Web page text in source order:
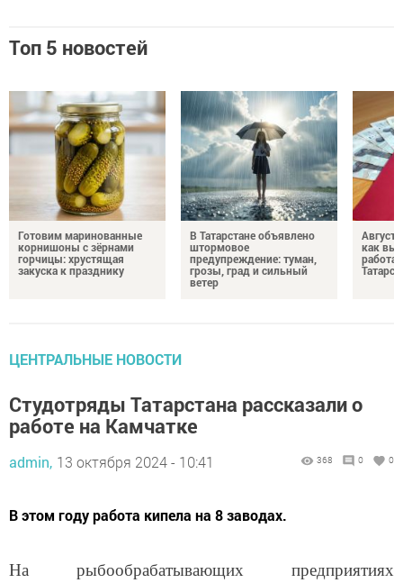
Топ 5 новостей
Готовим маринованные
корнишоны с зёрнами
горчицы: хрустящая
закуска к празднику
В Татарстане объявлено
штормовое
предупреждение: туман,
грозы, град и сильный
ветер
как
ЦЕНТРАЛЬНЫЕ НОВОСТИ
Студотряды Татарстана рассказали о
работе на Камчатке
admin, 13 октября 2024 - 10:41 368 0 0
В этом году работа кипела на 8 заводах.
На рыбообрабатывающих предприятиях